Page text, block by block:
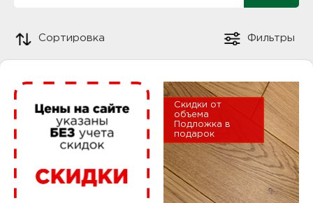
с
Сортировка Фильтры
Скидки от
объема
Подложка в
подарок